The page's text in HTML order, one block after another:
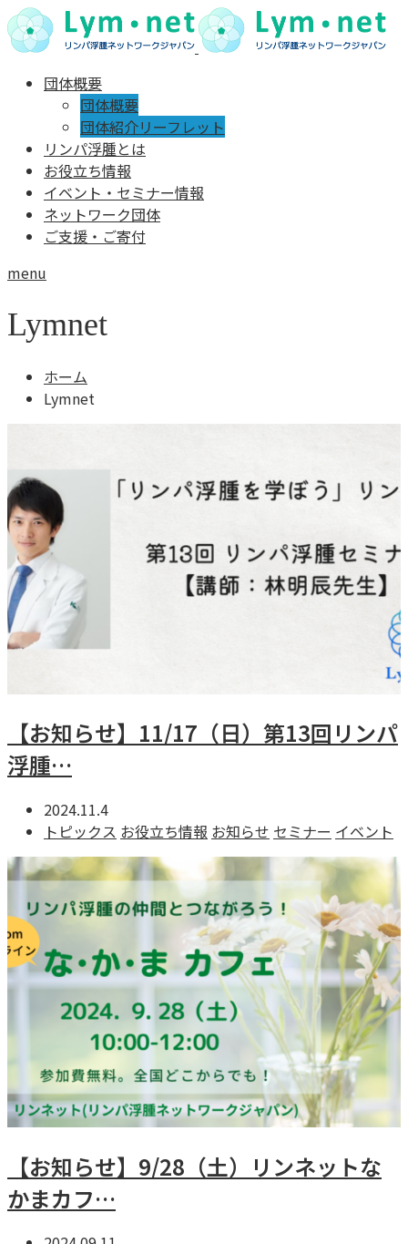
団体概要
団体概要
団体紹介リーフレット
リンパ浮腫とは
お役立ち情報
イベント・セミナー情報
ネットワーク団体
ご支援・ご寄付
menu
Lymnet
ホーム
Lymnet
【お知らせ】11/17（日）第13回リンパ
浮腫…
2024.11.4
トピックス お役立ち情報 お知らせ セミナー イベント
【お知らせ】9/28（土）リンネットな
かまカフ…